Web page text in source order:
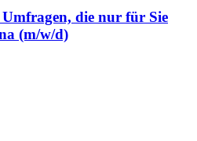
die nur für Sie
(m/w/d)